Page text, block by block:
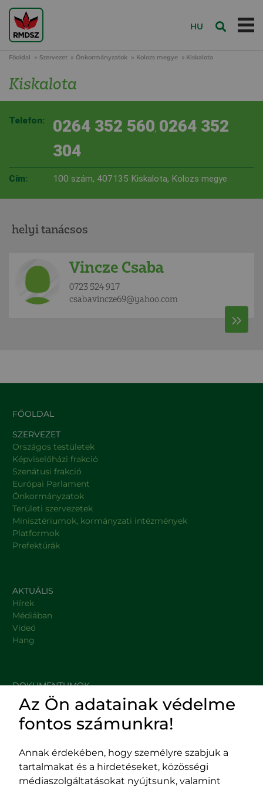
HU
Főoldal Szervezet Önkormányzatok Kolozs megye Kiskalota
Kiskalota
Telefon: 0264 352 560, 0264 352
304
Cím: 100 szám, 407135 Kiskalota, Kolozs megye
helyi tanácsos
Vincze Csaba
0723 524 917
csabavincze69@yahoo.com
FŐOLDAL
SZERVEZET
Országos testületek
Képviselőházi frakció
Szenátusi frakció
Európai Parlament
Önkormányzatok
Területi szervezetek
Minisztériumok, kormányzati intézmények
Platformok
Prefektúrák
AKTUÁLIS
Hírek
Médiában
Videó
Hang
DOKUMENTUMOK
HASZNOS LINKEK
Impresszum
Adatvédelmi szabályzat
Az Ön adatainak védelme
fontos számunkra!
Annak érdekében, hogy személyre szabjuk a
tartalmakat és a hirdetéseket, közösségi
médiaszolgáltatásokat nyújtsunk, valamint